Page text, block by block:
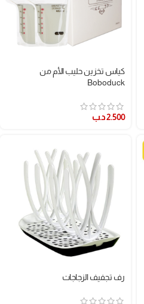
كياس تخزين حليب الأم من
Boboduck
2.500د.ب
رف تجفيف الزجاجات